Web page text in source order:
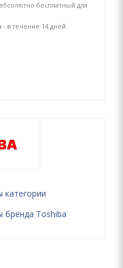
бесплатный для
- в течение 14 дней.
категории
бренда Toshiba